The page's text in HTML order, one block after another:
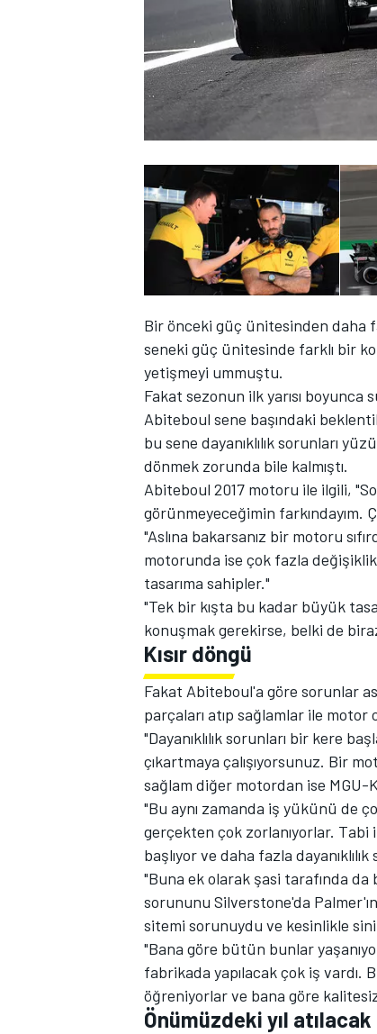
WRC
TÜRK SPORCULAR
Bir önceki güç ünitesinden daha
seneki güç ünitesinde farklı bir
yetişmeyi ummuştu.
Fakat sezonun ilk yarısı boyunca
Abiteboul sene başındaki
bu sene dayanıklılık sorunları
dönmek zorunda bile kalmıştı.
Abiteboul 2017 motoru ile ilgili,
görünmeyeceğimin farkındayım.
"Aslına bakarsanız bir motoru
motorunda ise çok fazla
tasarıma sahipler."
"Tek bir kışta bu kadar büyük
konuşmak gerekirse, belki de
Kısır döngü
Fakat Abiteboul'a göre sorunlar
parçaları atıp sağlamlar ile
"Dayanıklılık sorunları bir kere
çıkartmaya çalışıyorsunuz. Bir
sağlam diğer motordan ise MGU-
"Bu aynı zamanda iş yükünü de
gerçekten çok zorlanıyorlar.
başlıyor ve daha fazla
"Buna ek olarak şasi tarafında da
sorununu Silverstone'da
sitemi sorunuydu ve kesinlikle
"Bana göre bütün bunlar
fabrikada yapılacak çok iş vardı.
öğreniyorlar ve bana göre
Önümüzdeki yıl atılacak